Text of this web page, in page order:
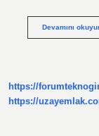
Devamını
https://
https://